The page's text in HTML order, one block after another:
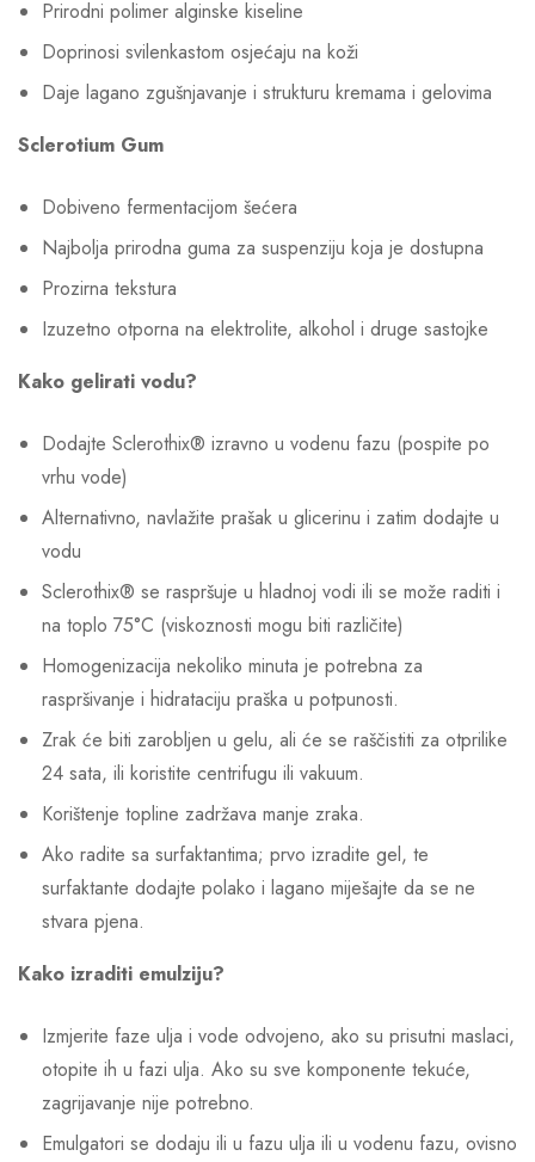
Prirodni polimer alginske kiseline
Doprinosi svilenkastom osjećaju na koži
Daje lagano zgušnjavanje i strukturu kremama i gelovima
Sclerotium Gum
Dobiveno fermentacijom šećera
Najbolja prirodna guma za suspenziju koja je dostupna
Prozirna tekstura
Izuzetno otporna na elektrolite, alkohol i druge sastojke
Kako gelirati vodu?
Dodajte Sclerothix® izravno u vodenu fazu (pospite po
vrhu vode)
Alternativno, navlažite prašak u glicerinu i zatim dodajte u
vodu
Sclerothix® se raspršuje u hladnoj vodi ili se može raditi i
na toplo 75°C (viskoznosti mogu biti različite)
Homogenizacija nekoliko minuta je potrebna za
raspršivanje i hidrataciju praška u potpunosti.
Zrak će biti zarobljen u gelu, ali će se raščistiti za otprilike
24 sata, ili koristite centrifugu ili vakuum.
Korištenje topline zadržava manje zraka.
Ako radite sa surfaktantima; prvo izradite gel, te
surfaktante dodajte polako i lagano miješajte da se ne
stvara pjena.
Kako izraditi emulziju?
Izmjerite faze ulja i vode odvojeno, ako su prisutni maslaci,
otopite ih u fazi ulja. Ako su sve komponente tekuće,
zagrijavanje nije potrebno.
Emulgatori se dodaju ili u fazu ulja ili u vodenu fazu, ovisno